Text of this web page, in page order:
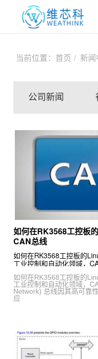
当前位置： 首页 新闻
公司新闻
如何在RK3568工控板
CAN总线
如何在RK3568工控板的
工业控制和自动化领域，
Network) 总线因其高可靠
应
如何在RK3568工控板的
工业控制和自动化领域，
Network) 总线因其高可靠
应